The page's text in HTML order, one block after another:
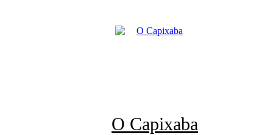
O Capixaba